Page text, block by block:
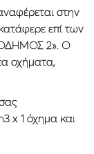
στην
επί των
2». Ο
οχήματα,
x 1 όχημα και